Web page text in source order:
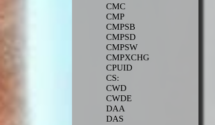
CMC
CMP
CMPSB
CMPSD
CMPSW
CMPXCHG
CPUID
CS:
CWD
CWDE
DAA
DAS